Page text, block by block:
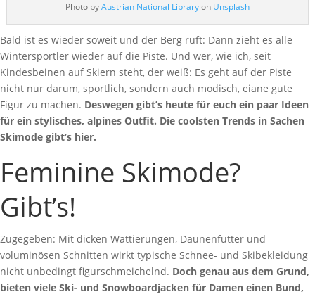
Photo byAustrian National Libraryon Unsplash
Bald ist es wieder soweit und der Berg ruft: Dann zieht es alle
Wintersportler wieder auf die Piste. Und wer, wie ich, seit
Kindesbeinen auf Skiern steht, der weiß: Es geht auf der Piste
nicht nur darum, sportlich, sondern auch modisch, eiane gute
Figur zu machen. Deswegen gibt’s heute für euch ein paar Ideen
für ein stylisches, alpines Outfit. Die coolsten Trends in Sachen
Skimode gibt’s hier.
Feminine Skimode?
Gibt’s!
Zugegeben: Mit dicken Wattierungen, Daunenfutter und
voluminösen Schnitten wirkt typische Schnee- und Skibekleidung
nicht unbedingt figurschmeichelnd. Doch genau aus dem Grund,
bieten viele Ski- und Snowboardjacken für Damen einen Bund,